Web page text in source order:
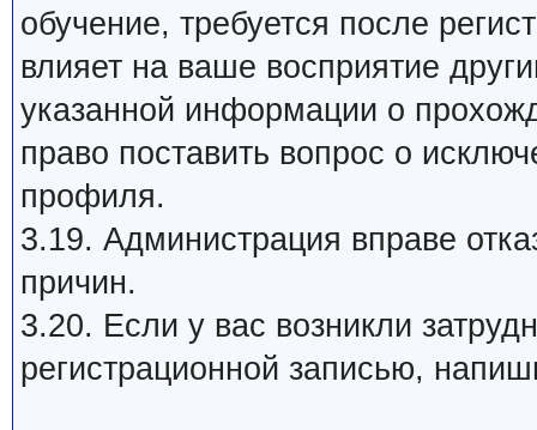
обучение, требуется после
влияет на ваше восприятие
указанной информации о
право поставить вопрос о
профиля.
3.19. Администрация вправе
причин.
3.20. Если у вас возникли
регистрационной записью,